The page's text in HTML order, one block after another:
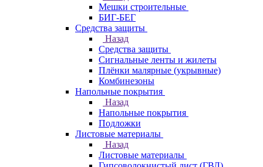
Мешки строительные
БИГ-БЕГ
Средства защиты
Назад
Средства защиты
Сигнальные ленты и жилеты
Плёнки малярные (укрывные)
Комбинезоны
Напольные покрытия
Назад
Напольные покрытия
Подложки
Листовые материалы
Назад
Листовые материалы